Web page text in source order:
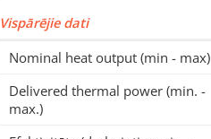
Vispārējie dati
Nominal heat output (min - max)
Delivered thermal power (min. -
max.)